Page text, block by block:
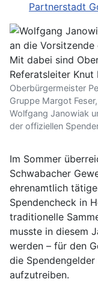
Partnerstadt
Oberbürgermeister
Gruppe Margot
Wolfgang Janowiak
der offiziellen
Im Sommer
Schwabacher
ehrenamtlich
Spendencheck in
traditionelle
musste in diesem
werden – für den
die
aufzutreiben.